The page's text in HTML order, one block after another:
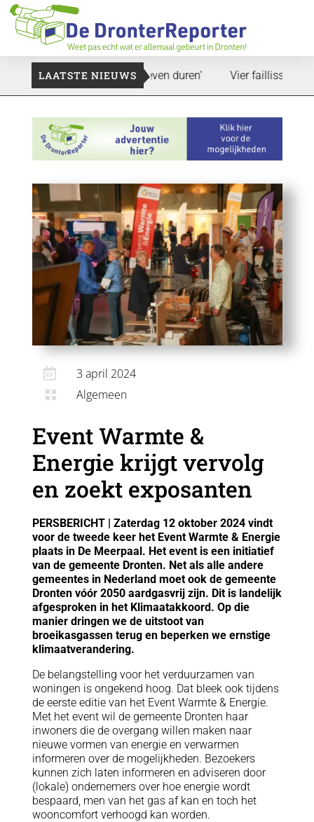
LAATSTE NIEUWS
‘Dat zal ook nog wel even duren’ Vier faillissementen
 3 april 2024
 Algemeen
Event Warmte &
Energie krijgt vervolg
en zoekt exposanten
PERSBERICHT | Zaterdag 12 oktober 2024 vindt
voor de tweede keer het Event Warmte & Energie
plaats in De Meerpaal. Het event is een initiatief
van de gemeente Dronten. Net als alle andere
gemeentes in Nederland moet ook de gemeente
Dronten vóór 2050 aardgasvrij zijn. Dit is landelijk
afgesproken in het Klimaatakkoord. Op die
manier dringen we de uitstoot van
broeikasgassen terug en beperken we ernstige
klimaatverandering.
De belangstelling voor het verduurzamen van
woningen is ongekend hoog. Dat bleek ook tijdens
de eerste editie van het Event Warmte & Energie.
Met het event wil de gemeente Dronten haar
inwoners die de overgang willen maken naar
nieuwe vormen van energie en verwarmen
informeren over de mogelijkheden. Bezoekers
kunnen zich laten informeren en adviseren door
(lokale) ondernemers over hoe energie wordt
bespaard, men van het gas af kan en toch het
wooncomfort verhoogd kan worden.